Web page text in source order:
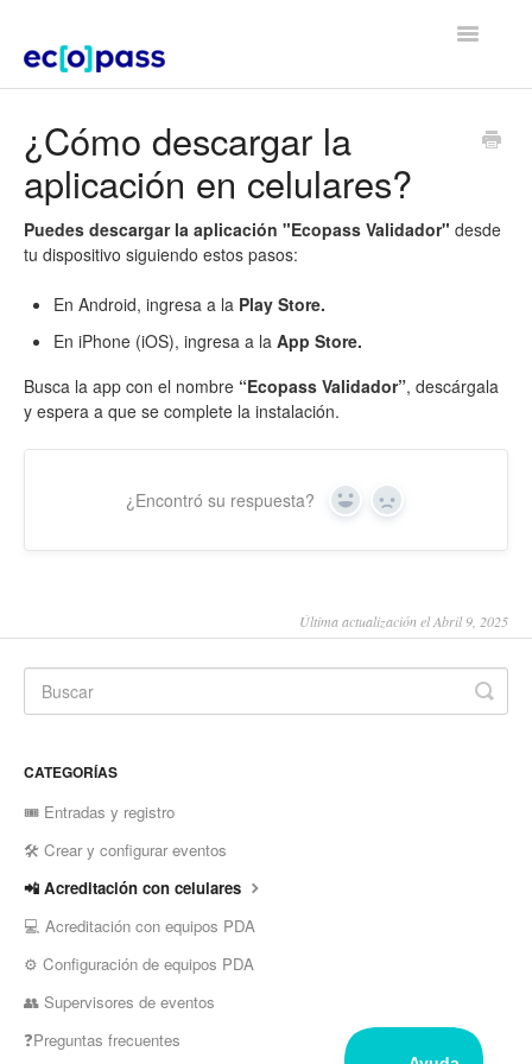
Toggle
¿Cómo descargar la
aplicación en celulares?
Puedes descargar la aplicación "Ecopass Validador" desde
tu dispositivo siguiendo estos pasos:
En Android, ingresa a la Play Store.
En iPhone (iOS), ingresa a la App Store.
Busca la app con el nombre “Ecopass Validador”, descárgala
y espera a que se complete la instalación.
¿Encontró su respuesta? Yes No
Última actualización el Abril 9, 2025
CATEGORÍAS
🎟️ Entradas y registro
🛠️ Crear y configurar eventos
📲 Acreditación con celulares
💻 Acreditación con equipos PDA
⚙️ Configuración de equipos PDA
👥 Supervisores de eventos
❓Preguntas frecuentes